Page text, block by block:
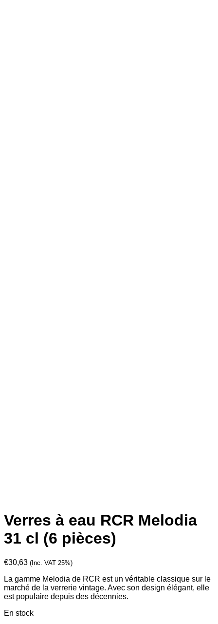
Verres à eau RCR Melodia
31 cl (6 pièces)
€30,63 (Inc. VAT 25%)
La gamme Melodia de RCR est un véritable classique sur le
marché de la verrerie vintage. Avec son design élégant, elle
est populaire depuis des décennies.
En stock